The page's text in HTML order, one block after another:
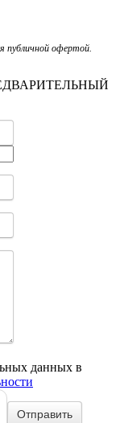
публичной офертой.
данных в